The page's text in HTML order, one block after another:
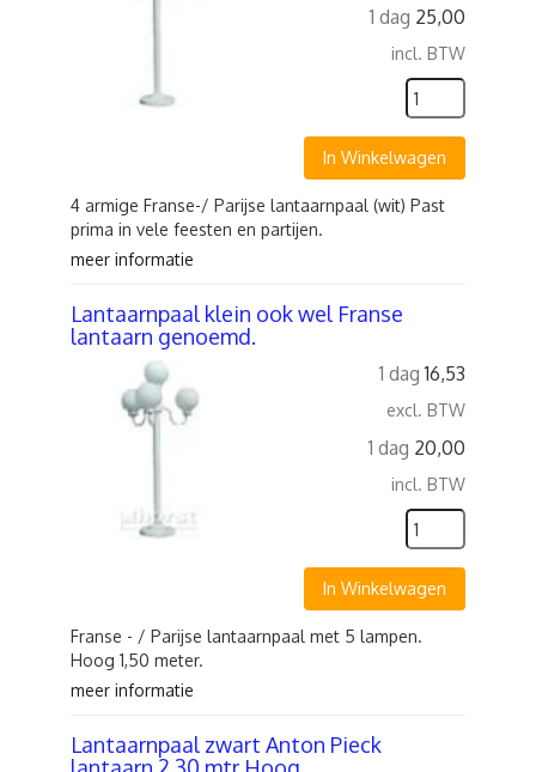
1 dag 25,00
incl. BTW
In Winkelwagen
4 armige Franse-/ Parijse lantaarnpaal (wit) Past
prima in vele feesten en partijen.
meer informatie
Lantaarnpaal klein ook wel Franse
lantaarn genoemd.
1 dag 16,53
excl. BTW
1 dag 20,00
incl. BTW
In Winkelwagen
Franse - / Parijse lantaarnpaal met 5 lampen.
Hoog 1,50 meter.
meer informatie
Lantaarnpaal zwart Anton Pieck